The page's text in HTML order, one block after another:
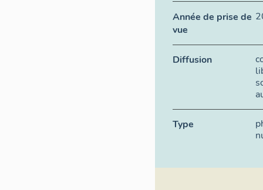
Année de prise de
vue
Diffusion
Type